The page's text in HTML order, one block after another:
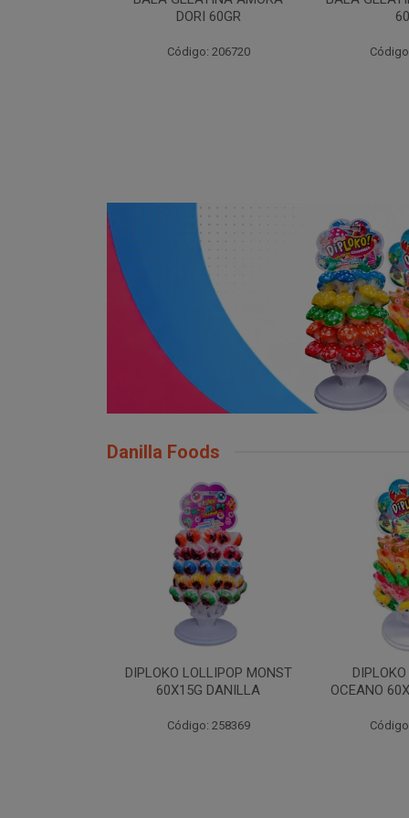
60GR
Código: 206717
Danilla Foods
DIPLOKO LOLLIPOP
OCEANO 60X15G DANILLA
Código: 258620
DIPLOKO
POP